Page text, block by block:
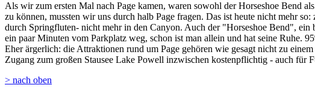
Als wir zum ersten Mal nach Page kamen, waren sowohl der Horseshoe Bend
zu können, mussten wir uns durch halb Page fragen. Das ist heute nicht mehr
durch Springfluten- nicht mehr in den Canyon. Auch der "Horseshoe Bend", ein
ein paar Minuten vom Parkplatz weg, schon ist man allein und hat seine Ruhe.
Eher ärgerlich: die Attraktionen rund um Page gehören wie gesagt nicht zu
Zugang zum großen Stausee Lake Powell inzwischen kostenpflichtig - auch für
> nach oben